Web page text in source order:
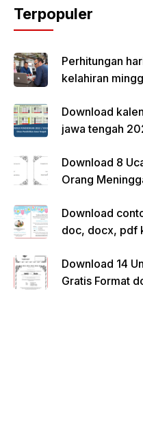
Terpopuler
Perhitungan
kelahiran
Download
jawa tengah
Download 8
Orang
Download
doc, docx, pdf
Download 14
Gratis Format